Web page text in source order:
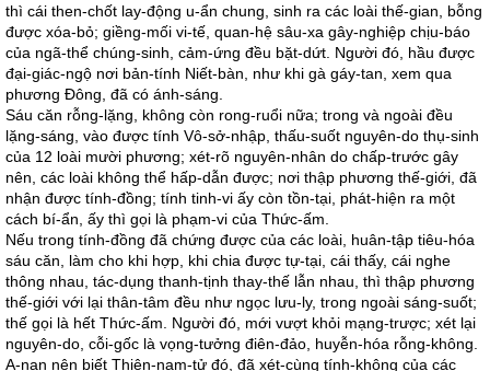
thì cái then-chốt lay-động u-ẩn chung, sinh ra các loài thế-gian, bỗng
được xóa-bỏ; giềng-mối vi-tế, quan-hệ sâu-xa gây-nghiệp chịu-báo
của ngã-thể chúng-sinh, cảm-ứng đều bặt-dứt. Người đó, hầu được
đại-giác-ngộ nơi bản-tính Niết-bàn, như khi gà gáy-tan, xem qua
phương Đông, đã có ánh-sáng.
Sáu căn rỗng-lặng, không còn rong-ruổi nữa; trong và ngoài đều
lặng-sáng, vào được tính Vô-sở-nhập, thấu-suốt nguyên-do thụ-sinh
của 12 loài mười phương; xét-rõ nguyên-nhân do chấp-trước gây
nên, các loài không thể hấp-dẫn được; nơi thập phương thế-giới, đã
nhận được tính-đồng; tính tinh-vi ấy còn tồn-tại, phát-hiện ra một
cách bí-ẩn, ấy thì gọi là phạm-vi của Thức-ấm.
Nếu trong tính-đồng đã chứng được của các loài, huân-tập tiêu-hóa
sáu căn, làm cho khi hợp, khi chia được tự-tại, cái thấy, cái nghe
thông nhau, tác-dụng thanh-tịnh thay-thế lẫn nhau, thì thập phương
thế-giới với lại thân-tâm đều như ngọc lưu-ly, trong ngoài sáng-suốt;
thế gọi là hết Thức-ấm. Người đó, mới vượt khỏi mạng-trược; xét lại
nguyên-do, cỗi-gốc là vọng-tưởng điên-đảo, huyễn-hóa rỗng-không.
A-nan nên biết Thiện-nam-tử đó, đã xét-cùng tính-không của các